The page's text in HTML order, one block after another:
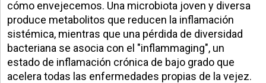
cómo envejecemos. Una microbiota joven y diversa
produce metabolitos que reducen la inflamación
sistémica, mientras que una pérdida de diversidad
bacteriana se asocia con el "inflammaging", un
estado de inflamación crónica de bajo grado que
acelera todas las enfermedades propias de la vejez.